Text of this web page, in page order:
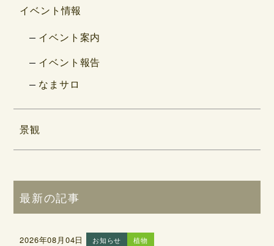
イベント情報
イベント案内
イベント報告
なまサロ
景観
最新の記事
2026年08月04日 お知らせ 植物